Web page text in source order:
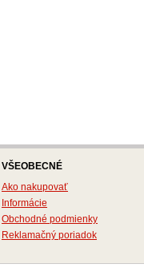
VŠEOBECNÉ
Ako nakupovať
Informácie
Obchodné podmienky
Reklamačný poriadok